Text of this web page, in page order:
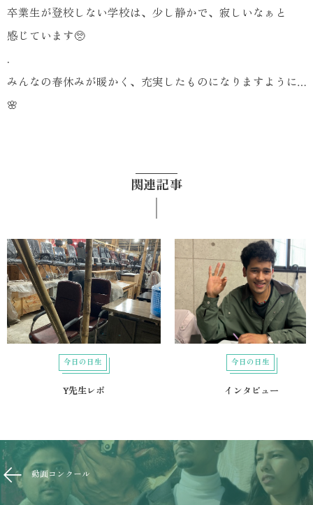
卒業生が登校しない学校は、少し静かで、寂しいなぁと
感じています🥺
.
みんなの春休みが暖かく、充実したものになりますように…
🌸
関連記事
今日の日生
Y先生レポ
今日の日生
インタビュー
動画コンクール